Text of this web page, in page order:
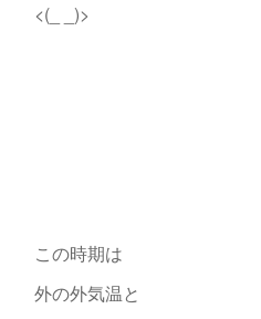
<(_ _)>
この時期は
外の外気温と